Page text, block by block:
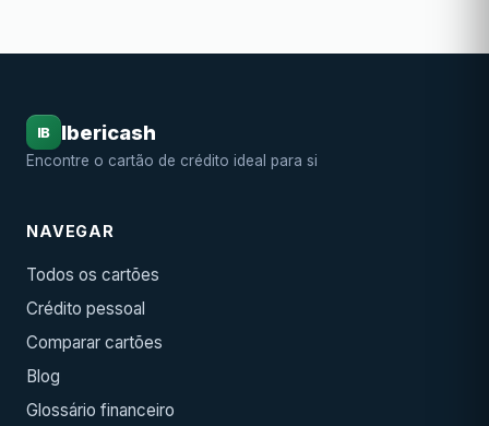
IB Ibericash
Encontre o cartão de crédito ideal para si
NAVEGAR
Todos os cartões
Crédito pessoal
Comparar cartões
Blog
Glossário financeiro